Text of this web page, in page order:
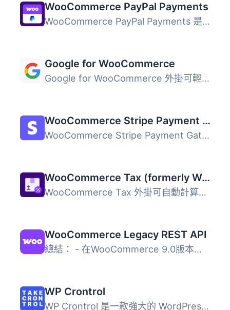
WooCommerce PayPal Payments
WooCommerce PayPal Payments 是一個全方位解決方案，幫助商...
Google for WooCommerce
Google for WooCommerce 外掛可輕鬆將您的 WooCommerce 產品...
WooCommerce Stripe Payment Gateway
WooCommerce Stripe Payment Gateway 外掛提供最佳化的結帳體...
WooCommerce Tax (formerly WooCommerce Shipping & Tax)
WooCommerce Tax 外掛可自動計算並收取銷售稅，簡化商店的稅...
WooCommerce Legacy REST API
總結： - 在WooCommerce 9.0版本起，Legacy REST API將不再是...
WP Crontrol
WP Crontrol 是一款強大的 WordPress 外掛，讓使用者能夠全面...